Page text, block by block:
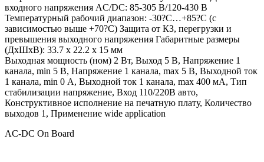
входного напряжения AC/DC: 85-305 В/120-430 В
Температурный рабочий диапазон: -30?С…+85?С (с
зависимостью выше +70?С) Защита от КЗ, перегрузки и
превышения выходного напряжения Габаритные размеры
(ДхШхВ): 33.7 x 22.2 x 15 мм
Выходная мощность (ном) 2 Вт, Выход 5 В, Напряжение 1
канала, min 5 В, Напряжение 1 канала, max 5 В, Выходной ток
1 канала, min 0 А, Выходной ток 1 канала, max 400 мА, Тип
стабилизации напряжение, Вход 110/220В авто,
Конструктивное исполнение на печатную плату, Количество
выходов 1, Применение wide application
AC-DC On Board